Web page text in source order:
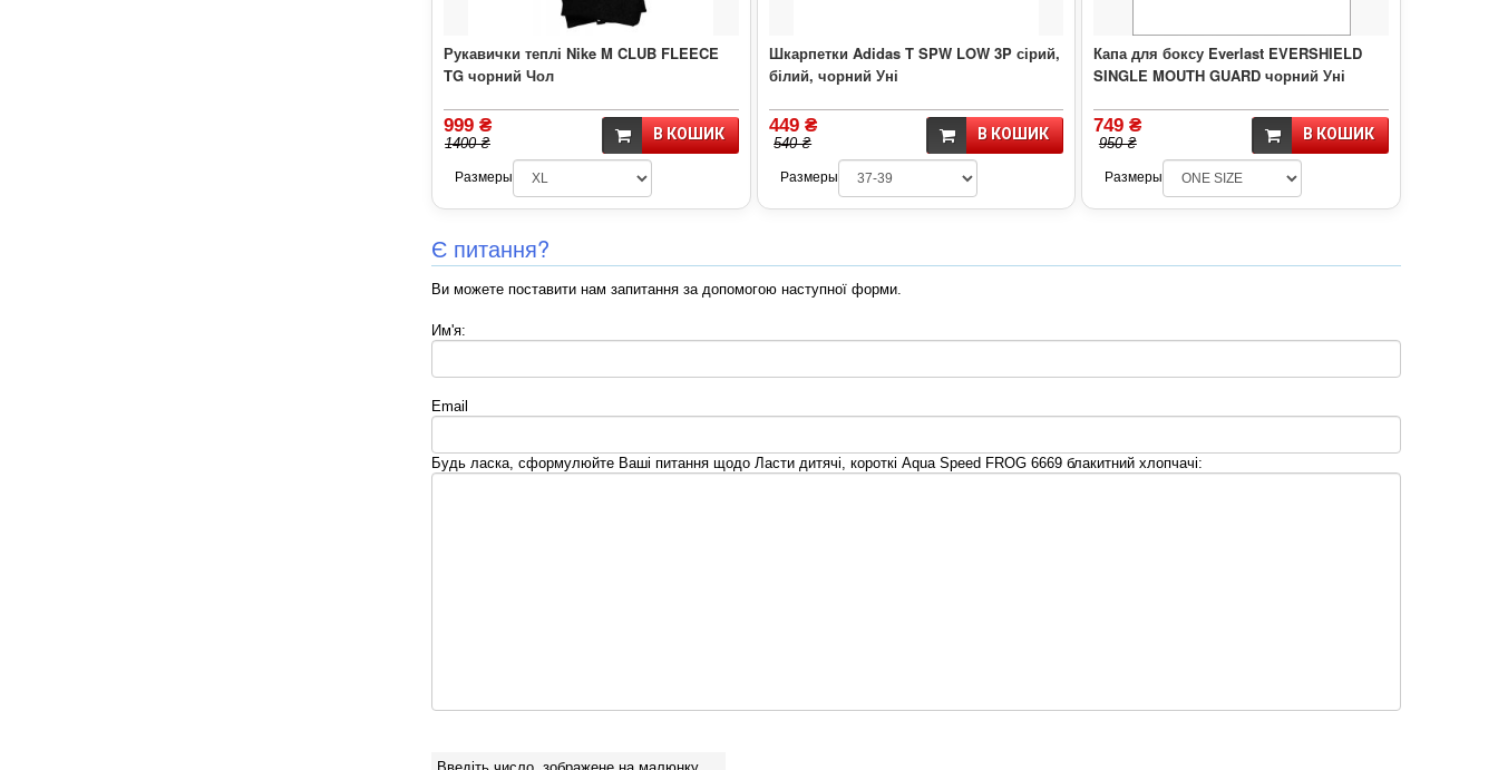
Рукавички теплі Nike M CLUB FLEECE
TG чорний Чол
999 ₴
1400 ₴
В КОШИК
Размеры
Шкарпетки Adidas T SPW LOW 3P сірий,
білий, чорний Уні
449 ₴
540 ₴
В КОШИК
Размеры
Капа для боксу Everlast EVERSHIELD
SINGLE MOUTH GUARD чорний Уні
749 ₴
950 ₴
В КОШИК
Размеры
Є питання?
Ви можете поставити нам запитання за допомогою наступної форми.
Им'я:
Email
Будь ласка, сформулюйте Ваші питання щодо Ласти дитячі, короткі Aqua Speed FROG 6669 блакитний хлопчачі: